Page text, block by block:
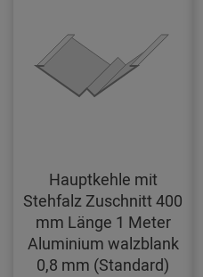
Hauptkehle mit
Stehfalz Zuschnitt 400
mm Länge 1 Meter
Aluminium walzblank
0,8 mm (Standard)